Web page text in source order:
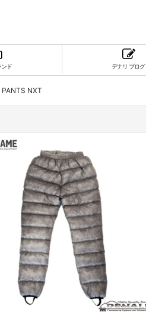
ンド デナリ ブログ
PANTS NXT